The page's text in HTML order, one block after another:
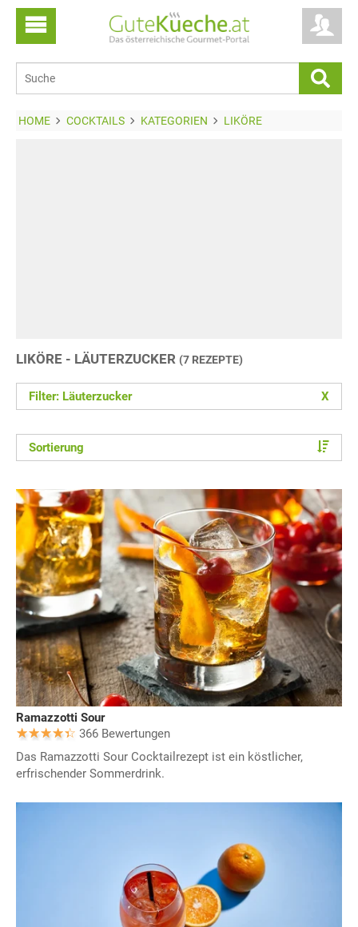
HOME COCKTAILS KATEGORIEN LIKÖRE
LIKÖRE - LÄUTERZUCKER (7 REZEPTE)
Filter: Läuterzucker X
Sortierung
Ramazzotti Sour
366 Bewertungen
Das Ramazzotti Sour Cocktailrezept ist ein köstlicher,
erfrischender Sommerdrink.